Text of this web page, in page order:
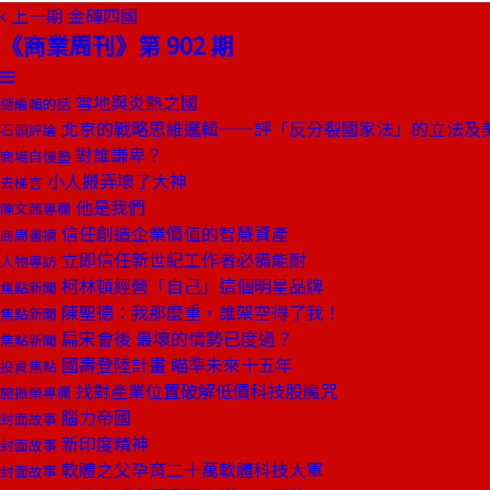
上一期 金磚四國
《商業周刊》第 902 期
總編輯的話 雪地與炎熱之國
石頭評論 北京的戰略思維邏輯——評「反分裂國家法」的立法及
商場自慢塾 對誰謙卑？
去梯言 小人搬弄壞了大神
陳文茜專欄 他是我們
商周書摘 信任創造企業價值的智慧資產
人物專訪 立即信任新世紀工作者必備能耐
焦點新聞 柯林頓經營「自己」這個明星品牌
焦點新聞 陳聖德：我那麼重，誰架空得了我！
焦點新聞 扁宋會後 最壞的情勢已度過？
投資焦點 國壽登陸計畫 瞄準未來十五年
施振榮專欄 找對產業位置破解低價科技股魔咒
封面故事 腦力帝國
封面故事 新印度精神
封面故事 軟體之父孕育二十萬軟體科技大軍